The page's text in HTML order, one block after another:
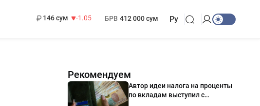
146 сум
-1.05
БРВ 412 000 сум Ру
Рекомендуем
Автор идеи налога на проценты
по вкладам выступил с